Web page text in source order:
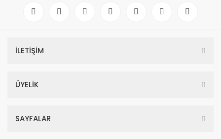
İLETİŞİM
ÜYELİK
SAYFALAR